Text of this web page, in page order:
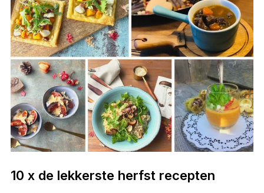
10 x de lekkerste herfst recepten